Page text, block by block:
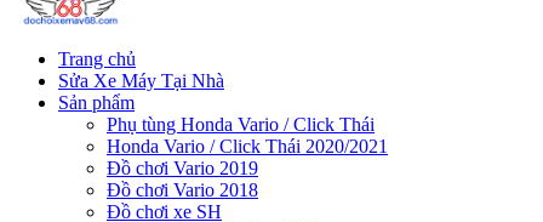
Trang chủ
Sửa Xe Máy Tại Nhà
Sản phẩm
Phụ tùng Honda Vario / Click Thái
Honda Vario / Click Thái 2020/2021
Đồ chơi Vario 2019
Đồ chơi Vario 2018
Đồ chơi xe SH